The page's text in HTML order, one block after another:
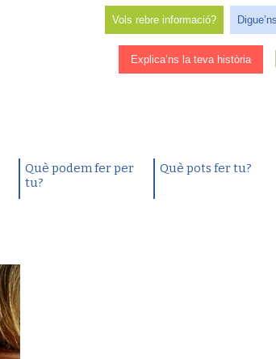
Vols rebre informació?
Explica’ns la teva història
Què podem fer per
tu?
Què pots fer tu?